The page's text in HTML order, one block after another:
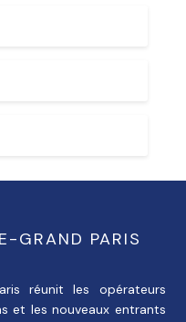
GRAND PARIS
réunit les opérateurs
et les nouveaux entrants